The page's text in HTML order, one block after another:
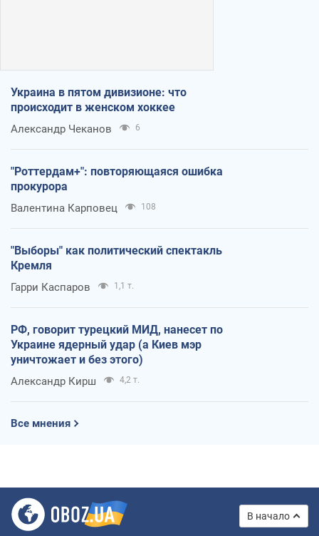
Украина в пятом дивизионе: что
происходит в женском хоккее
Александр Чеканов 6
"Роттердам+": повторяющаяся ошибка
прокурора
Валентина Карповец 108
"Выборы" как политический спектакль
Кремля
Гарри Каспаров 1,1 т.
РФ, говорит турецкий МИД, нанесет по
Украине ядерный удар (а Киев мэр
уничтожает и без этого)
Александр Кирш 4,2 т.
Все мнения
В начало